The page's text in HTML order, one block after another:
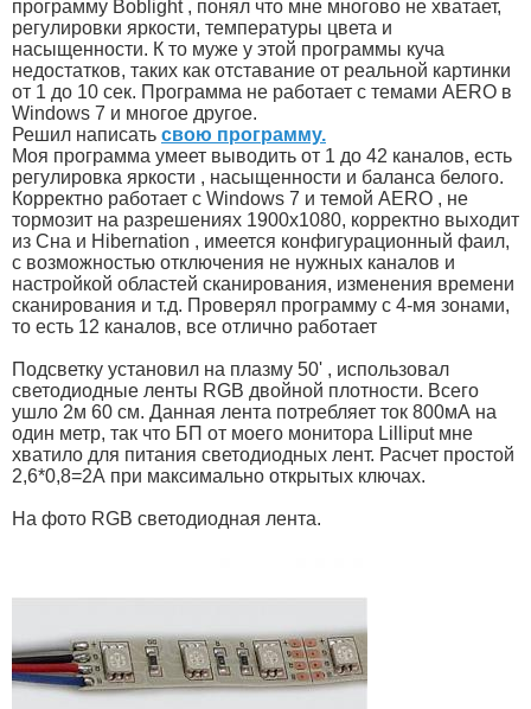
программу Boblight , понял что мне многово не хватает,
регулировки яркости, температуры цвета и
насыщенности. К то муже у этой программы куча
недостатков, таких как отставание от реальной картинки
от 1 до 10 сек. Программа не работает с темами AERO в
Windows 7 и многое другое.
Решил написать свою программу.
Моя программа умеет выводить от 1 до 42 каналов, есть
регулировка яркости , насыщенности и баланса белого.
Корректно работает с Windows 7 и темой AERO , не
тормозит на разрешениях 1900х1080, корректно выходит
из Сна и Hibernation , имеется конфигурационный фаил,
с возможностью отключения не нужных каналов и
настройкой областей сканирования, изменения времени
сканирования и т.д. Проверял программу с 4-мя зонами,
то есть 12 каналов, все отлично работает
Подсветку установил на плазму 50' , использовал
светодиодные ленты RGB двойной плотности. Всего
ушло 2м 60 см. Данная лента потребляет ток 800мА на
один метр, так что БП от моего монитора Lilliput мне
хватило для питания светодиодных лент. Расчет простой
2,6*0,8=2А при максимально открытых ключах.
На фото RGB светодиодная лента.